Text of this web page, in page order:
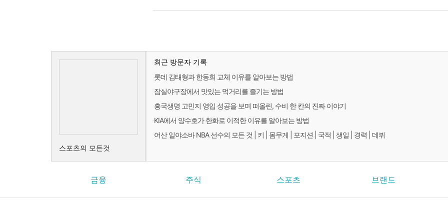
스포츠의 모든것
최근 방문자 기록
롯데 김태형과 한동희 교체 이유를 알아보는 방법
잠실야구장에서 맛있는 먹거리를 즐기는 방법
흥국생명 고민지 영입 성공을 보며 떠올린, 수비 한 칸의 진짜 이야기
KIA에서 양수호가 한화로 이적한 이유를 알아보는 방법
어산 일야소바 NBA 선수의 모든 것 | 키 | 몸무게 | 포지션 | 국적 | 생일 | 경력 | 데뷔
금융 주식 스포츠 브랜드